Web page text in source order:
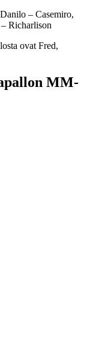
– Casemiro,
Richarlison
ovat Fred,
MM-